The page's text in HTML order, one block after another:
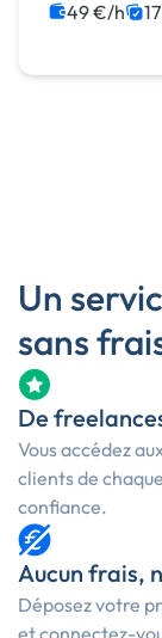
Site E-
49 €/h
Un
sans
De
Vous accédez
clients de
confiance.
Aucun frais,
Déposez votre